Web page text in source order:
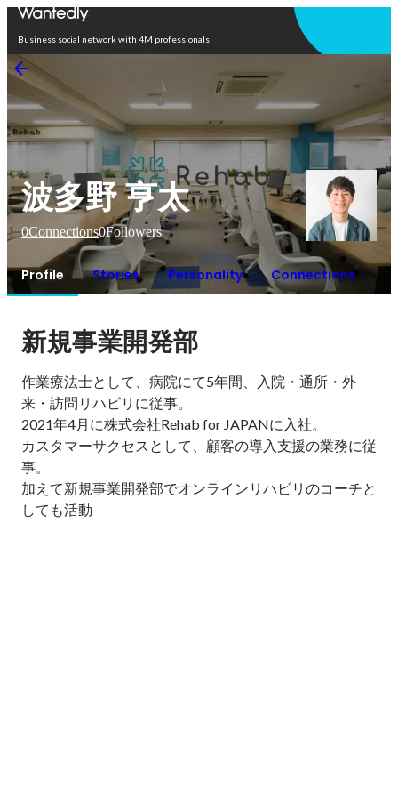
Business social network with 4M professionals
波多野 亨太
0Connections0Followers
Profile Stories Personality Connections
新規事業開発部
作業療法士として、病院にて5年間、入院・通所・外
来・訪問リハビリに従事。
2021年4月に株式会社Rehab for JAPANに入社。
カスタマーサクセスとして、顧客の導入支援の業務に従
事。
加えて新規事業開発部でオンラインリハビリのコーチと
しても活動